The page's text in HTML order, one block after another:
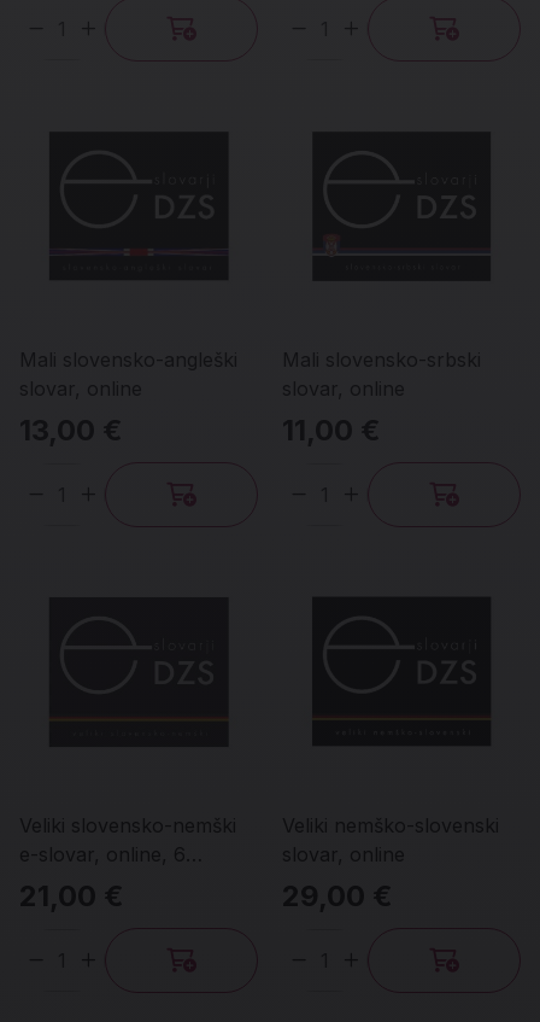
Količina Količina
Mali slovensko-angleški
slovar, online
13,00 €
Količina
Mali slovensko-srbski
slovar, online
11,00 €
Količina
Veliki slovensko-nemški
e-slovar, online, 6
mesecev
21,00 €
Veliki nemško-slovenski
slovar, online
29,00 €